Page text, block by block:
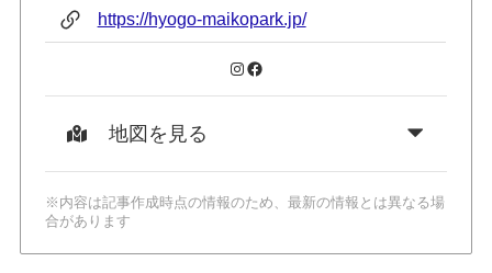
https://hyogo-maikopark.jp/
Instagram
Facebook
地図を見る
※内容は記事作成時点の情報のため、最新の情報とは異なる場
合があります